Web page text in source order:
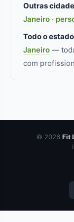
Outras
Janeiro ·
Todo o
Janeiro —
com
© 2026 Fit